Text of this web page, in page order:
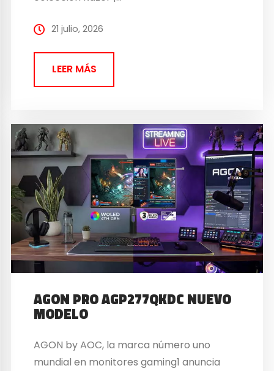
21 julio, 2026
LEER MÁS
AGON PRO AGP277QKDC NUEVO
MODELO
AGON by AOC, la marca número uno
mundial en monitores gaming1 anuncia